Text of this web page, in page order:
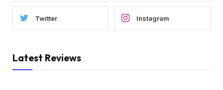
Twitter Instagram
Latest Reviews